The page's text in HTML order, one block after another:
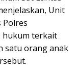
Unit
Polres
hukum terkait
satu orang anak